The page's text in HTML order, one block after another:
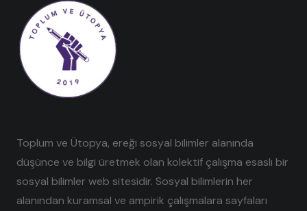
Toplum ve Ütopya, ereği sosyal bilimler alanında
düşünce ve bilgi üretmek olan kolektif çalışma esaslı bir
sosyal bilimler web sitesidir. Sosyal bilimlerin her
alanından kuramsal ve ampirik çalışmalara sayfaları